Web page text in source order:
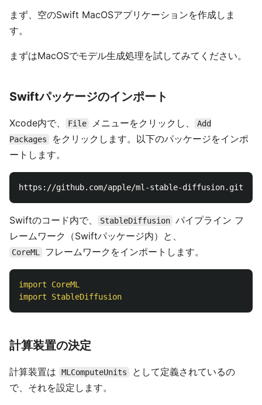
まず、空のSwift MacOSアプリケーションを作成しま
す。
まずはMacOSでモデル生成処理を試してみてください。
Swiftパッケージのインポート
Xcode内で、 File メニューをクリックし、
Add
Packages
をクリックします。以下のパッケージをインポ
ートします。
Swiftのコード内で、 StableDiffusion パイプライン フ
レームワーク（Swiftパッケージ内）と、
CoreML フレームワークをインポートします。
import
CoreML
import
StableDiffusion
計算装置の決定
計算装置は MLComputeUnits
として定義されているの
で、それを設定します。